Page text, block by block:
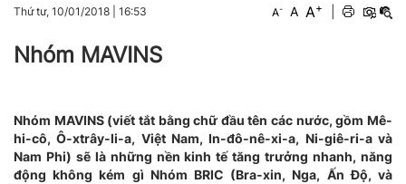
Thứ tư, 10/01/2018 16:53 A- A A+
Nhóm MAVINS
Nhóm MAVINS (viết tắt bằng chữ đầu tên các nước, gồm Mê-
hi-cô, Ô-xtrây-li-a, Việt Nam, In-đô-nê-xi-a, Ni-giê-ri-a và
Nam Phi) sẽ là những nền kinh tế tăng trưởng nhanh, năng
động không kém gì Nhóm BRIC (Bra-xin, Nga, Ấn Độ, và